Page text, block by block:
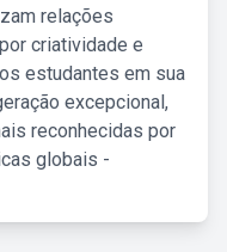
relações
criatividade e
estudantes em sua
excepcional,
reconhecidas por
globais -